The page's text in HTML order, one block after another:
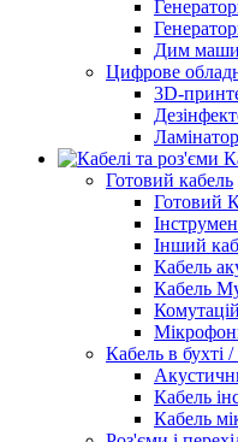
Дим
Цифрове
3D-
Готовий кабель
Готовий
Інший
Кабель
Кабель
Кабель в бухті
Кабель
Кабель